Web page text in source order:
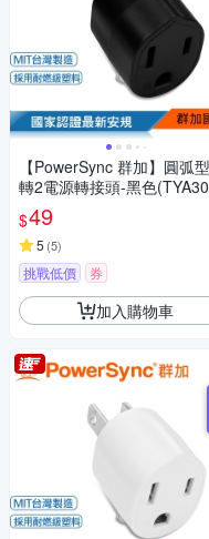
【PowerSync 群加】圓弧
轉2電源轉接頭-黑色
$49
5 (5)
挑戰低價 券
加入購物車